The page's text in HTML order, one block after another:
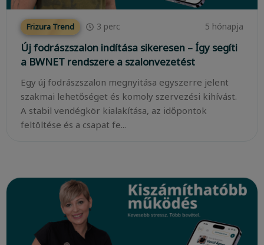
Frizura Trend 3 perc 5 hónapja
Új fodrászszalon indítása sikeresen – Így segíti
a BWNET rendszere a szalonvezetést
Egy új fodrászszalon megnyitása egyszerre jelent
szakmai lehetőséget és komoly szervezési kihívást.
A stabil vendégkör kialakítása, az időpontok
feltöltése és a csapat fe...